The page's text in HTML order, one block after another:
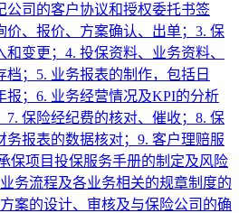
公司的客户协议和授权委托书签
价、报价、方案确认、出单；3. 保
变更；4. 投保资料、业务资料、
；5. 业务报表的制作，包括日
报；6. 业务经营情况及KPI的分析
7. 保险经纪费的核对、催收；8. 保
务报表的数据核对；9. 客户理赔服
保项目投保服务手册的制定及风险
务流程及各业务相关的规章制度的
案的设计、审核及与保险公司的确